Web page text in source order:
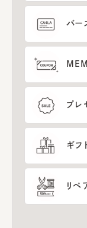
バー
プレ
ギフ
リペ